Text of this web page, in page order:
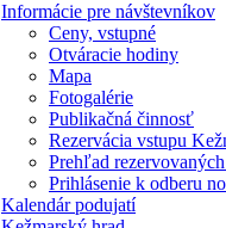
Informácie pre návštevníkov
Ceny, vstupné
Otváracie hodiny
Mapa
Fotogalérie
Publikačná činnosť
Rezervácia vstupu
Prehľad
Prihlásenie k odberu
Kalendár podujatí